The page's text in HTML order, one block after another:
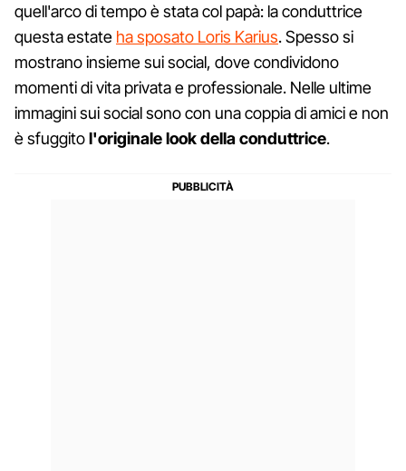
quell'arco di tempo è stata col papà: la conduttrice
questa estate ha sposato Loris Karius. Spesso si
mostrano insieme sui social, dove condividono
momenti di vita privata e professionale. Nelle ultime
immagini sui social sono con una coppia di amici e non
è sfuggitol'originale look della conduttrice.